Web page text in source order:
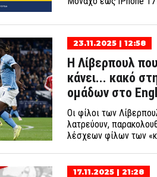
23.11.2025 | 12:58
Η Λίβερπουλ
κάνει... κακό
ομάδων στο
Οι φίλοι των
λατρεύουν,
λέσχεων φίλων των
17.11.2025 | 21:28